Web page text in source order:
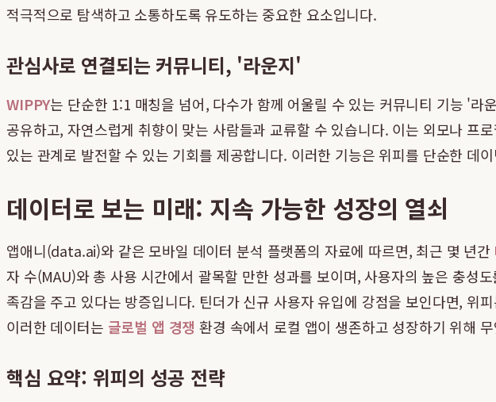
적극적으로 탐색하고 소통하도록 유도하는 중요한 요소입니다.
관심사로 연결되는 커뮤니티, '라운지'
WIPPY는 단순한 1:1 매칭을 넘어, 다수가 함께 어울릴 수 있는 커뮤니티 기능 '
공유하고, 자연스럽게 취향이 맞는 사람들과 교류할 수 있습니다. 이는 외모나 프
있는 관계로 발전할 수 있는 기회를 제공합니다. 이러한 기능은 위피를 단순한 데
데이터로 보는 미래: 지속 가능한 성장의 열쇠
앱애니(data.ai)와 같은 모바일 데이터 분석 플랫폼의 자료에 따르면, 최근 몇 년간
자 수(MAU)와 총 사용 시간에서 괄목할 만한 성과를 보이며, 사용자의 높은 충성
족감을 주고 있다는 방증입니다. 틴더가 신규 사용자 유입에 강점을 보인다면, 위
이러한 데이터는 글로벌 앱 경쟁 환경 속에서 로컬 앱이 생존하고 성장하기 위해
핵심 요약: 위피의 성공 전략